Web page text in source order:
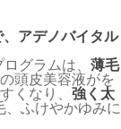
、アデノバイタル
グラムは、 薄毛
頭皮美容液がを
くなり、 強く太
、ふけやかゆみに